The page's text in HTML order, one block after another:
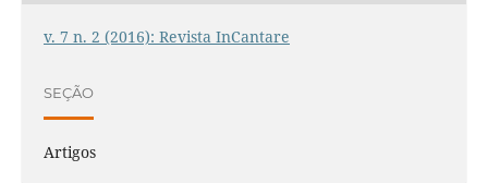
v. 7 n. 2 (2016): Revista InCantare
SEÇÃO
Artigos